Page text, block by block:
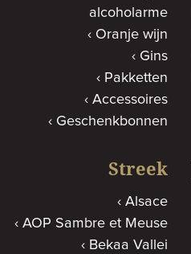
alcoholarme
Oranje wijn
Gins
Pakketten
Accessoires
Geschenkbonnen
Streek
Alsace
AOP Sambre et Meuse
Bekaa Vallei